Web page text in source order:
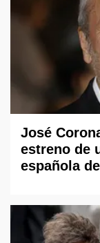
José
estreno de
española